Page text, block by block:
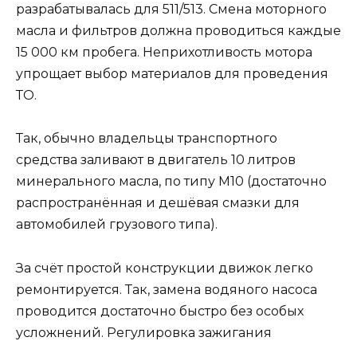
разрабатывалась для 511/513. Смена моторного
масла и фильтров должна проводиться каждые
15 000 км пробега. Неприхотливость мотора
упрощает выбор материалов для проведения
ТО.
Так, обычно владельцы транспортного
средства заливают в двигатель 10 литров
минерального масла, по типу М10 (достаточно
распространённая и дешёвая смазки для
автомобилей грузового типа).
За счёт простой конструкции движок легко
ремонтируется. Так, замена водяного насоса
проводится достаточно быстро без особых
усложнений. Регулировка зажигания